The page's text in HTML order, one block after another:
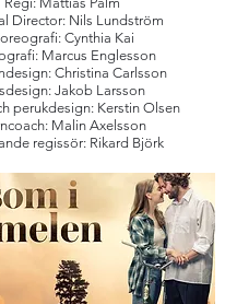
Director: Nils Lundström
Cynthia Kai
Marcus Englesson
Christina Carlsson
Jakob Larsson
perukdesign: Kerstin Olsen
Malin Axelsson
regissör: Rikard Björk